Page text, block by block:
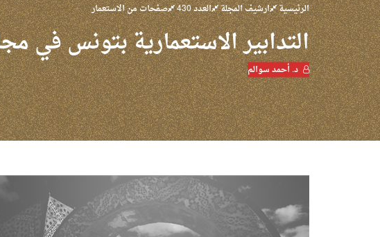
الرئيسية ارشيف المجلة العدد 430 صفحات من الاستعمار
التدابير الاستعمارية بتونس في
د. أحمد سوالم